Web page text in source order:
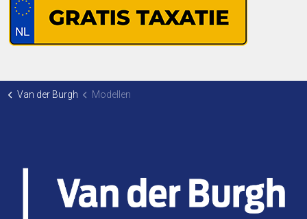
Van der Burgh Modellen